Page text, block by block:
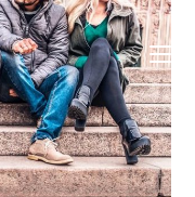
Skip
content